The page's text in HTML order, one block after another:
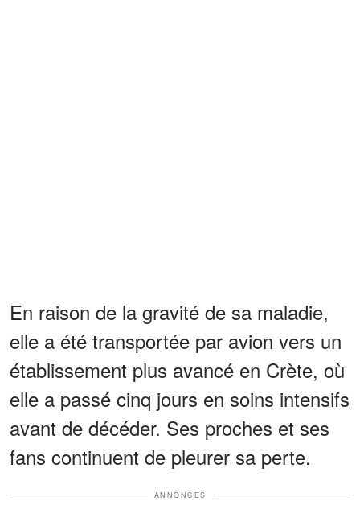
En raison de la gravité de sa maladie,
elle a été transportée par avion vers un
établissement plus avancé en Crète, où
elle a passé cinq jours en soins intensifs
avant de décéder. Ses proches et ses
fans continuent de pleurer sa perte.
ANNONCES